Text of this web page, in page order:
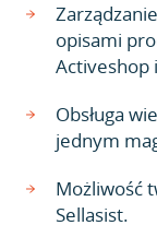
opisami
Activeshop
Obsługa
jednym
Możliwość
Sellasist.